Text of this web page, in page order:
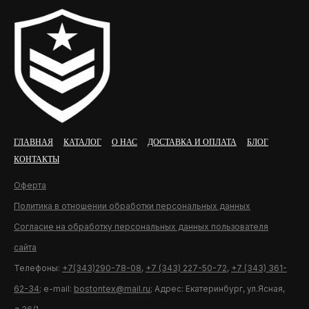
ГЛАВНАЯ КАТАЛОГ О НАС ДОСТАВКА И ОПЛАТА
БЛОГ
КОНТАКТЫ
Оферта
Политика в отношении обработки персональных данных
Согласие на обработку персональных данных пользователя
сайта
Телефоны: +7(343)290-78-08, +7 (343) 227-50-72, +7 (343) 361-
62-34; e-mail: bostontex@mail.ru; Адрес: Екатеринбург, ул.Ясная,